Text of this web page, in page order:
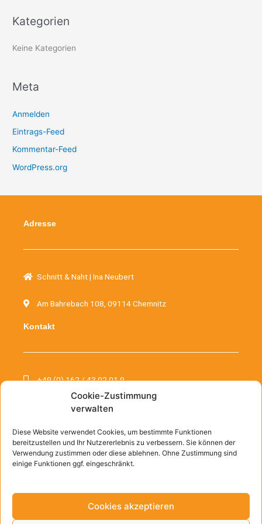
Cookie-Zustimmung
verwalten
Diese Website verwendet Cookies, um bestimmte Funktionen
bereitzustellen und Ihr Nutzererlebnis zu verbessern. Sie können der
Verwendung zustimmen oder diese ablehnen. Ohne Zustimmung sind
einige Funktionen ggf. eingeschränkt.
Cookies akzeptieren
c
h
Kategorien
Keine Kategorien
Meta
Anmelden
Eintrags-Feed
Kommentar-Feed
WordPress.org
Adresse
Schnitt & Naht | Ina Neubert
Am Bahrebach 108, 09114 Chemnitz
Kontakt
+49 (0) 162 / 43 02 01 9
kontakt@schnittundnaht.de
Informationen